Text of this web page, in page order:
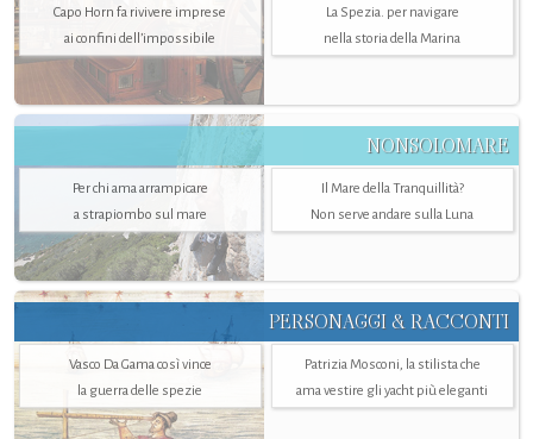
Capo Horn fa rivivere imprese
ai confini dell’impossibile
La Spezia. per navigare
nella storia della Marina
NONSOLOMARE
Per chi ama arrampicare
a strapiombo sul mare
Il Mare della Tranquillità?
Non serve andare sulla Luna
PERSONAGGI & RACCONTI
Vasco Da Gama così vince
la guerra delle spezie
Patrizia Mosconi, la stilista che
ama vestire gli yacht più eleganti